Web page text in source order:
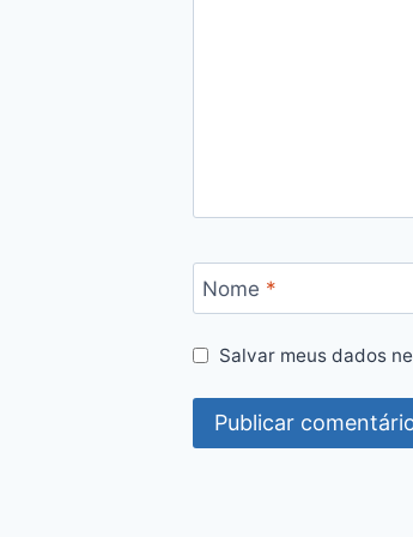
Nome *
Salvar meus dados